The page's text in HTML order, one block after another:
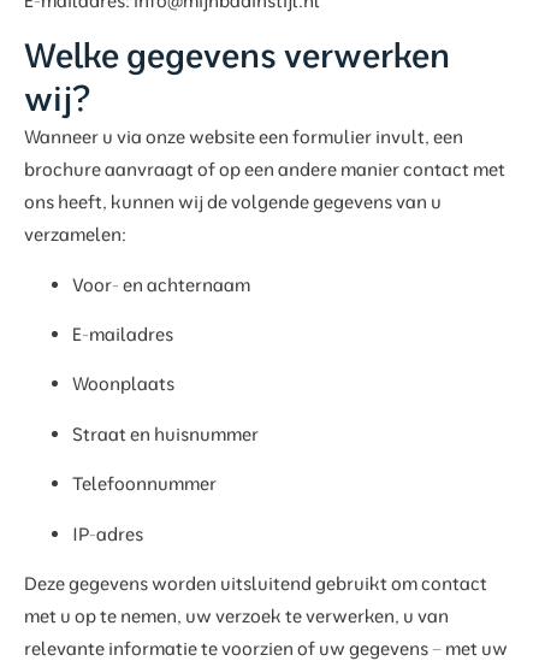
Welke gegevens verwerken
wij?
Wanneer u via onze website een formulier invult, een
brochure aanvraagt of op een andere manier contact met
ons heeft, kunnen wij de volgende gegevens van u
verzamelen:
Voor- en achternaam
E-mailadres
Woonplaats
Straat en huisnummer
Telefoonnummer
IP-adres
Deze gegevens worden uitsluitend gebruikt om contact
met u op te nemen, uw verzoek te verwerken, u van
relevante informatie te voorzien of uw gegevens – met uw